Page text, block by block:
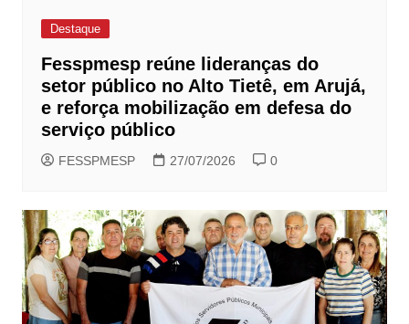
Destaque
Fesspmesp reúne lideranças do
setor público no Alto Tietê, em Arujá,
e reforça mobilização em defesa do
serviço público
FESSPMESP 27/07/2026 0